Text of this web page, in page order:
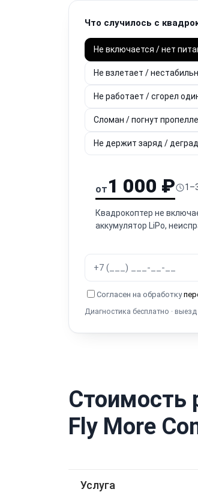
Что случилось с
Не включается / нет
Не взлетает /
Не работает / сгорел
Сломан / погнут
Не держит заряд /
от 1 000 ₽
Квадрокоптер не
аккумулятор LiPo,
Согласен на обработку
Диагностика бесплатно ·
Стоимость
Fly More
Услуга